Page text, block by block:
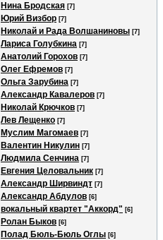
Нина Бродская [7]
Юрий Визбор [7]
Николай и Рада Волшаниновы [7]
Лариса Голубкина [7]
Анатолий Горохов [7]
Олег Ефремов [7]
Ольга Зарубина [7]
Александр Кавалеров [7]
Николай Крючков [7]
Лев Лещенко [7]
Муслим Магомаев [7]
Валентин Никулин [7]
Людмила Сенчина [7]
Евгения Целовальник [7]
Александр Ширвиндт [7]
Александр Абдулов [6]
вокальный квартет "Аккорд" [6]
Ролан Быков [6]
Полад Бюль-Бюль Оглы [6]